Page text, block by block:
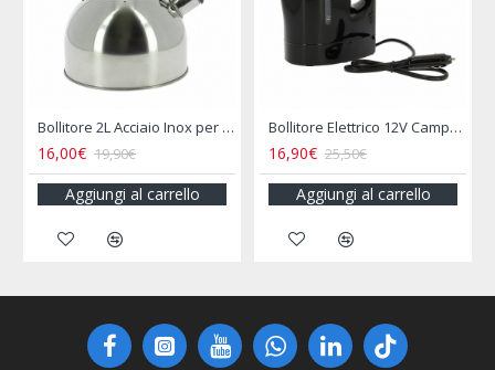
Bollitore 2L Acciaio Inox per Camper e Campeggio
16,00€ 19,90€
Aggiungi al carrello
Bollitore Elettrico 12V Camper 800ML Presa Accendisigari
16,90€ 25,50€
Aggiungi al carrello